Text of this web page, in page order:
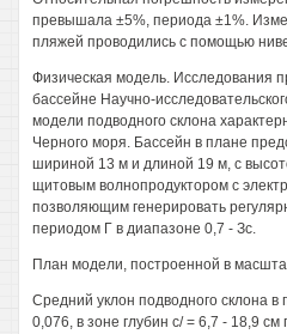
превышала ±5%, периода ±1%.
пляжей проводились с помощью
Физическая модель. Исследования
бассейне Научно-
модели подводного склона
Черного моря. Бассейн в плане
шириной 13 м и длиной 19 м, с
щитовым волнопродуктором с
позволяющим генерировать
периодом Г в диапазоне 0,7 - Зс.
План модели, построенной в
Средний уклон подводного склона в
0,076, в зоне глубин с/ = 6,7 - 18,9